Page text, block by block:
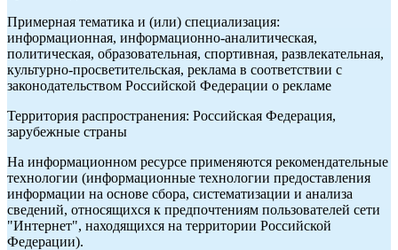
Примерная тематика и (или) специализация:
информационная, информационно-аналитическая,
политическая, образовательная, спортивная, развлекательная,
культурно-просветительская, реклама в соответствии с
законодательством Российской Федерации о рекламе
Территория распространения: Российская Федерация,
зарубежные страны
На информационном ресурсе применяются рекомендательные
технологии (информационные технологии предоставления
информации на основе сбора, систематизации и анализа
сведений, относящихся к предпочтениям пользователей сети
"Интернет", находящихся на территории Российской
Федерации).